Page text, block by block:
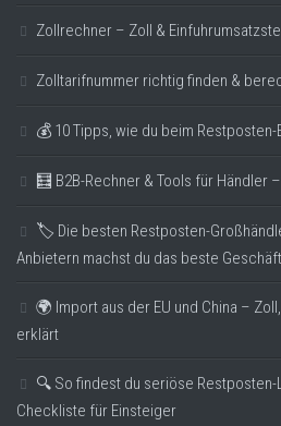
Zollrechner – Zoll &
Zolltarifnummer richtig finden &
💰 10 Tipps, wie du beim
🧮 B2B-Rechner & Tools für Händler
🏷️ Die besten Restposten-
Anbietern machst du das beste
🌍 Import aus der EU und China –
erklärt
🔍 So findest du seriöse
Checkliste für Einsteiger